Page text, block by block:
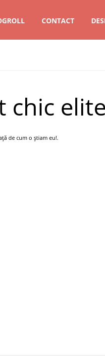
CONTACT
chic elite
de cum o ştiam eu!.